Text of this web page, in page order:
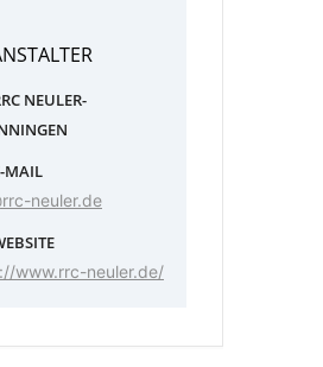
NEULER-
MAIL
neuler.de
www.rrc-neuler.de/